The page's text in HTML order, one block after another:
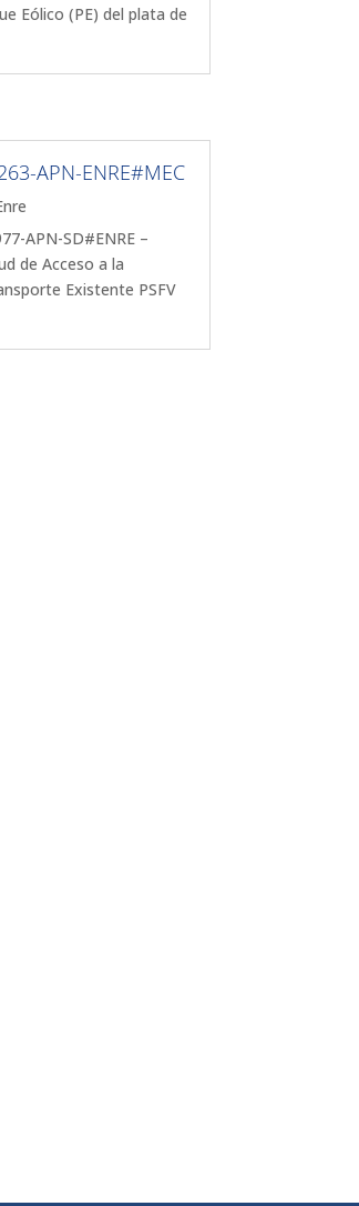
Eólico (PE) del plata de
APN-ENRE#MEC
APN-SD#ENRE –
de Acceso a la
Existente PSFV